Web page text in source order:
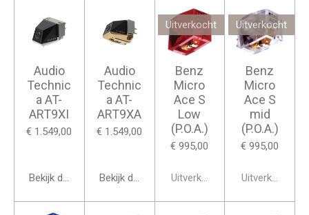
Audio
Technic
a AT-
ART9XI
€ 1.549,00
Bekijk details
Audio
Technic
a AT-
ART9XA
€ 1.549,00
Bekijk details
Uitverkocht
Benz
Micro
Ace S
Low
(P.O.A.)
€ 995,00
Uitverkocht
Uitverkocht
Benz
Micro
Ace S
mid
(P.O.A.)
€ 995,00
Uitverkocht